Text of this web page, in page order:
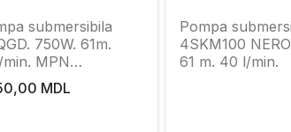
submersibila
750W. 61m.
MPN
flotor'
MDL
Pompa
4SKM100
61 m. 40 l/min.